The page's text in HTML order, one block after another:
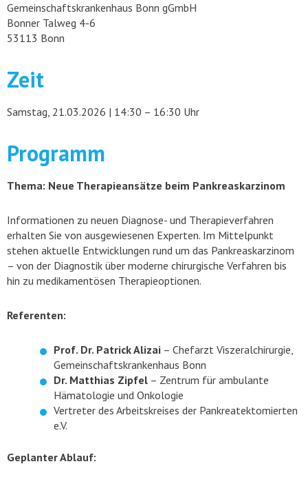
Gemeinschaftskrankenhaus Bonn gGmbH
Bonner Talweg 4-6
53113 Bonn
Zeit
Samstag, 21.03.2026 | 14:30 – 16:30 Uhr
Programm
Thema: Neue Therapieansätze beim Pankreaskarzinom
Informationen zu neuen Diagnose- und Therapieverfahren
erhalten Sie von ausgewiesenen Experten. Im Mittelpunkt
stehen aktuelle Entwicklungen rund um das Pankreaskarzinom
– von der Diagnostik über moderne chirurgische Verfahren bis
hin zu medikamentösen Therapieoptionen.
Referenten:
Prof. Dr. Patrick Alizai – Chefarzt Viszeralchirurgie,
Gemeinschaftskrankenhaus Bonn
Dr. Matthias Zipfel – Zentrum für ambulante
Hämatologie und Onkologie
Vertreter des Arbeitskreises der Pankreatektomierten
e.V.
Geplanter Ablauf: